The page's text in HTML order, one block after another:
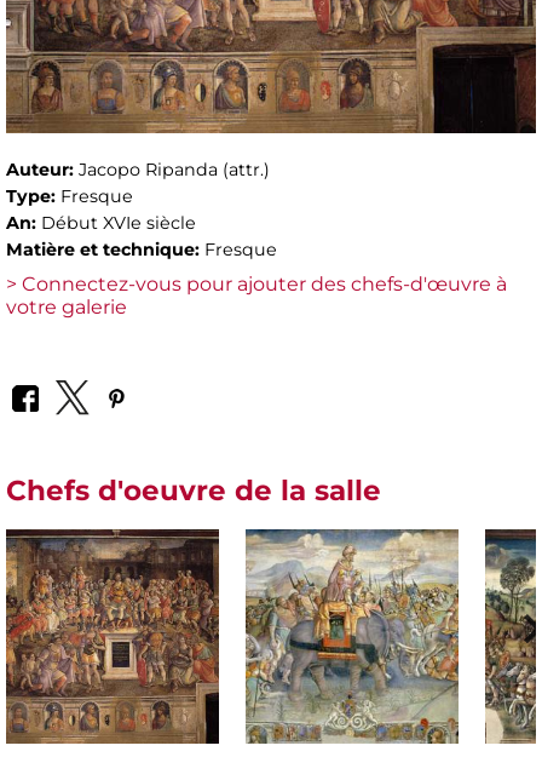
Auteur: Jacopo Ripanda (attr.)
Type: Fresque
An: Début XVIe siècle
Matière et technique: Fresque
> Connectez-vous pour ajouter des chefs-d'œuvre à
votre galerie
Chefs d'oeuvre de la salle